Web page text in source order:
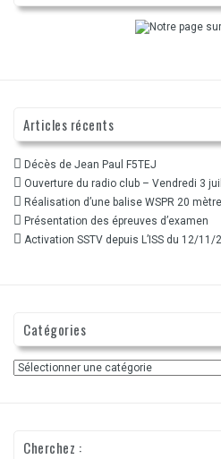
Articles récents
Décès de Jean Paul F5TEJ
Ouverture du radio club – Vendredi 3
Réalisation d’une balise WSPR 20
Présentation des épreuves d’examen
Activation SSTV depuis L’ISS du 12/
Catégories
Catégories
Cherchez :